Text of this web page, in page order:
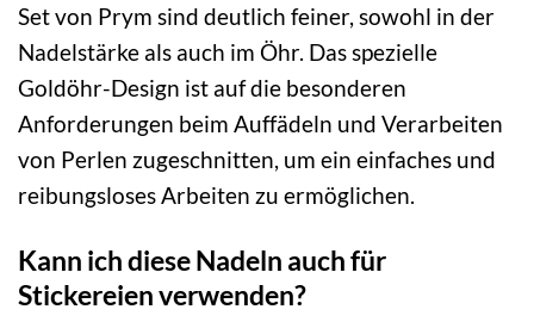
Set von Prym sind deutlich feiner, sowohl in der
Nadelstärke als auch im Öhr. Das spezielle
Goldöhr-Design ist auf die besonderen
Anforderungen beim Auffädeln und Verarbeiten
von Perlen zugeschnitten, um ein einfaches und
reibungsloses Arbeiten zu ermöglichen.
Kann ich diese Nadeln auch für
Stickereien verwenden?